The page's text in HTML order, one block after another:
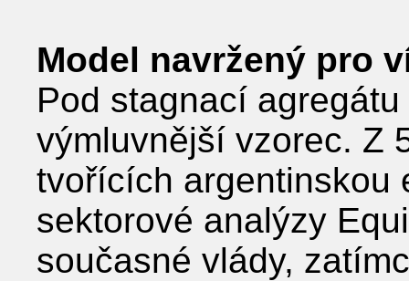
Model navržený pro
Pod stagnací
výmluvnější vzorec. Z
tvořících argentinskou
sektorové analýzy
současné vlády,